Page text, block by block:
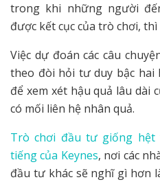
trong khi những người
được kết cục của trò chơi,
Việc dự đoán các câu
theo đòi hỏi tư duy bậc hai
để xem xét hậu quả lâu dài
có mối liên hệ nhân quả.
Trò chơi đầu tư giống hệt
tiếng của Keynes, nơi các
đầu tư khác sẽ nghĩ gì hơn